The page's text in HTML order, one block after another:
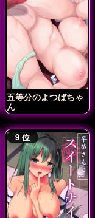
五等分のよつばちゃ
ん